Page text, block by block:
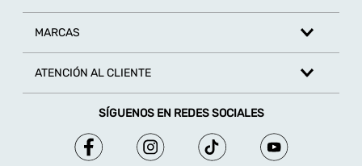
MARCAS
ATENCIÓN AL CLIENTE
SÍGUENOS EN REDES SOCIALES